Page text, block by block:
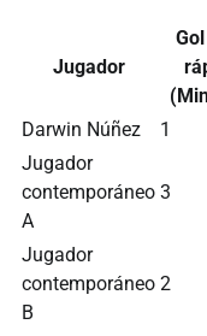
Jugador
Darwin Núñez
1
Jugador
contemporáneo
A
3
Jugador
contemporáneo
B
2